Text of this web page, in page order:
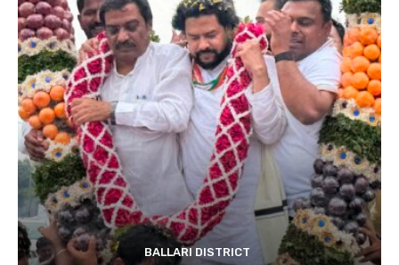
BALLARI DISTRICT